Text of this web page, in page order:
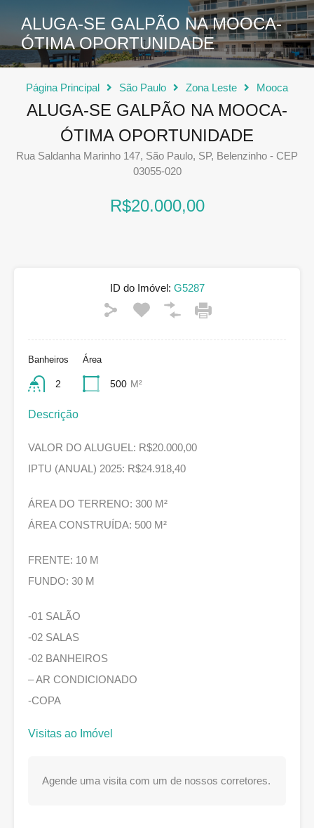
ALUGA-SE GALPÃO NA MOOCA-
ÓTIMA OPORTUNIDADE
Página Principal São Paulo Zona Leste Mooca
ALUGA-SE GALPÃO NA MOOCA-
ÓTIMA OPORTUNIDADE
Rua Saldanha Marinho 147, São Paulo, SP, Belenzinho - CEP
03055-020
R$20.000,00
ID do Imóvel: G5287
Banheiros
2
Área
500 M²
Descrição
VALOR DO ALUGUEL: R$20.000,00
IPTU (ANUAL) 2025: R$24.918,40
ÁREA DO TERRENO: 300 M²
ÁREA CONSTRUÍDA: 500 M²
FRENTE: 10 M
FUNDO: 30 M
-01 SALÃO
-02 SALAS
-02 BANHEIROS
– AR CONDICIONADO
-COPA
Visitas ao Imóvel
Agende uma visita com um de nossos corretores.